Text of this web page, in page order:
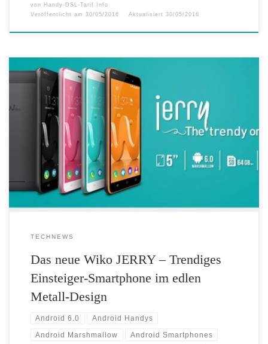
von Handy-DSL-Tarif.Info
Veröffentlicht am 30/05/2016 Aktualisiert 30/05/2016
Der Smartphone-Hersteller Wiko präsentiert mit dem trendigen JERRY
ein weiteres Mitglied der hippen Y-Serie. Das neue fünf Zoll große
Gerät zeichnet sich durch ein schickes Metall-Design in frischen
Farben sowie ein IPS-Display und einen Quad-Core-Prozessor aus.
Außerdem ist das Wiko JERRY mit dem aktuellen Android 6.0 und
zwei Kameras ausgestattet. […]
TECHNEWS
Das neue Wiko JERRY – Trendiges
Einsteiger-Smartphone im edlen
Metall-Design
Android 6.0 Android Handys
Android Marshmallow Android Smartphones